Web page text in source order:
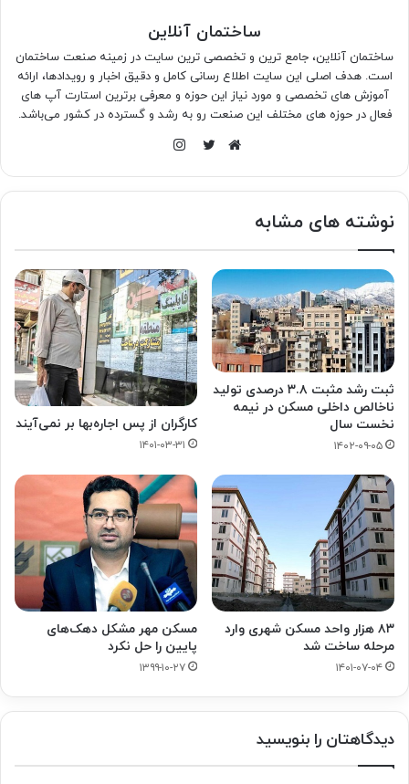
ساختمان آنلاین
ساختمان آنلاین، جامع ترین و تخصصی ترین سایت در زمینه صنعت ساختمان
است. هدف اصلی این سایت اطلاع رسانی کامل و دقیق اخبار و رویدادها، ارائه
آموزش های تخصصی و مورد نیاز این حوزه و معرفی برترین استارت آپ های
فعال در حوزه های مختلف این صنعت رو به رشد و گسترده در کشور می‌باشد.
نوشته های مشابه
ثبت رشد مثبت ۳.۸ درصدی تولید
ناخالص داخلی مسکن در نیمه
نخست سال
۱۴۰۲-۰۹-۰۵
کارگران از پس اجاره‌بها بر نمی‌آیند
۱۴۰۱-۰۳-۳۱
۸۳ هزار واحد مسکن شهری وارد
مرحله ساخت شد
۱۴۰۱-۰۷-۰۴
مسکن مهر مشکل دهک‌های
پایین را حل نکرد
۱۳۹۹-۱۰-۲۷
دیدگاهتان را بنویسید